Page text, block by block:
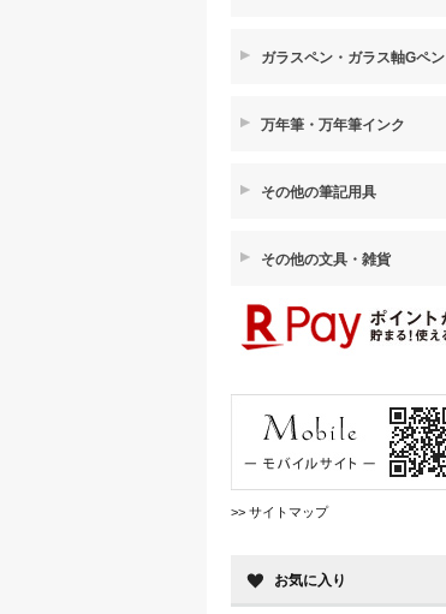
ガラスペン・ガラス軸Gペン
万年筆・万年筆インク
その他の筆記用具
その他の文具・雑貨
>> サイトマップ
お気に入り